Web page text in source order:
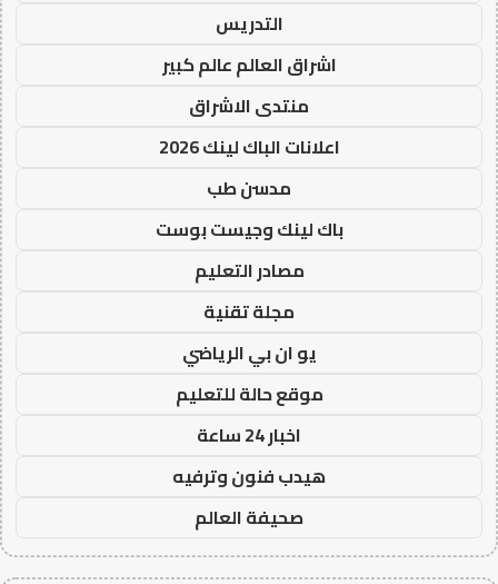
التدريس
اشراق العالم عالم كبير
منتدى الاشراق
اعلانات الباك لينك 2026
مدسن طب
باك لينك وجيست بوست
مصادر التعليم
مجلة تقنية
يو ان بي الرياضي
موقع حالة للتعليم
اخبار 24 ساعة
هيدب فنون وترفيه
صحيفة العالم